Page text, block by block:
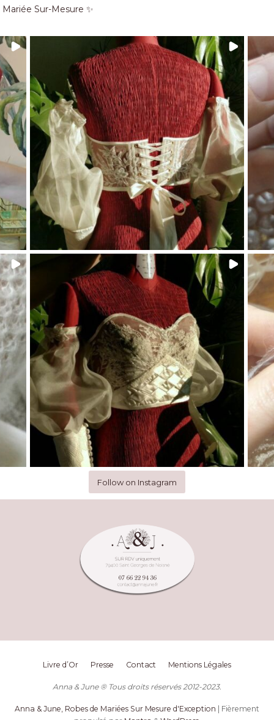
Sur-Mesure ✨
Follow on Instagram
Livre d’Or Presse Contact Mentions Légales
Anna & June ® Tous droits réservés 2012-2023.
Anna & June, Robes de Mariées Sur Mesure d'Exception | Fièrement